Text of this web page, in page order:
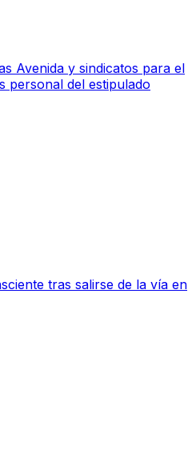
Avenida y sindicatos para el
personal del estipulado
tras salirse de la vía en